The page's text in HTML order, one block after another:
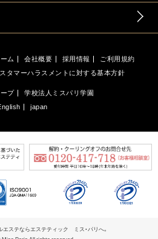
ム 会社概要 採用情報
ご利用規約
タマーハラスメントに対する基本方針
ープ
学校法人ミスパリ学園
japan
エステならエステティック ミス・パリへ。